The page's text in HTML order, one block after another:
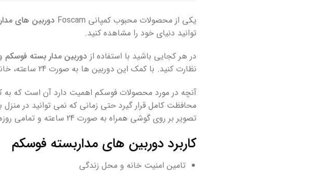
یکی از محصولات محبوب کمپانی Foscam دوربین های
توانید دنیای خود را مشاهده کنید.
در هر کجایی باشید با استفاده از دوربین مدار بسته فوسکم
نظارت کنید. با کمک این دوربین ها به صورت 24 ساعته، خانه و اموال شما تحت محافظت قرار دارد.
آنچه در مورد محصولات فوسکم اهمیت دارد آن است که
محافظت کامل قرار گیرد حتی زمانی که نمی توانید در منزل
تصویر بر روی گوشی همراه به صورت 24 ساعته و تمامی روزهای هفته نظارت دائمی بر منزل و محل کار خود داشته باشید.
کاربرد دوربین های مداربسته فوسکم
تامین امنیت خانه و محل زندگی